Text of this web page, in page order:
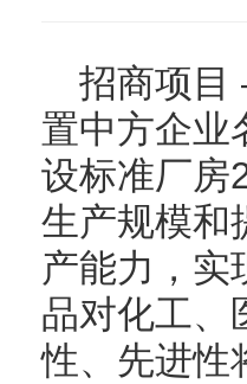
招商项目
置中方企业
设标准厂房
生产规模和
产能力，实
品对化工、
性、先进性